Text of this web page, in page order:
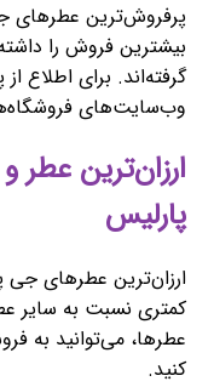
پرفروش‌ترین عطرهای
بیشترین فروش را
گرفته‌اند. برای اطلاع
وب‌سایت‌های
پارلیس
ارزان‌ترین عطرهای
کمتری نسبت به سایر
عطرها، می‌توانید به
کنید.